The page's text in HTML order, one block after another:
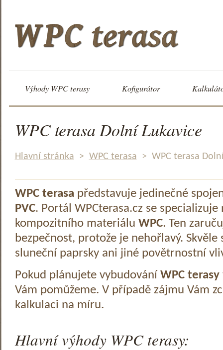
Výhody WPC terasy Kofigurátor
WPC terasa Dolní Lukavice
Hlavní stránka > WPC terasa > WPC terasa
WPC terasa představuje jedinečné
PVC. Portál WPCterasa.cz se specializuje
kompozitního materiálu WPC. Ten
bezpečnost, protože je nehořlavý.
sluneční paprsky ani jiné povětrnostní
Pokud plánujete vybudování WPC terasy
Vám pomůžeme. V případě zájmu Vám
kalkulaci na míru.
Hlavní výhody WPC terasy: